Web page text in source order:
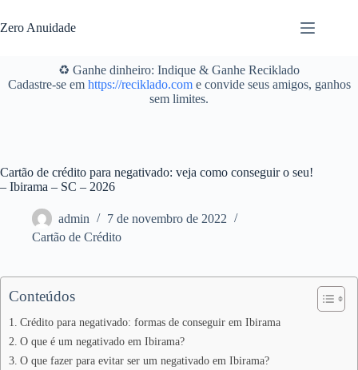
para
o
Zero Anuidade
♻️ Ganhe dinheiro: Indique & Ganhe Reciklado
Cadastre-se em https://reciklado.come convide seus amigos, ganhos
sem limites.
Cartão de crédito para negativado: veja como conseguir o seu!
– Ibirama – SC – 2026
admin
7 de novembro de 2022
Cartão de Crédito
Conteúdos
Crédito para negativado: formas de conseguir em Ibirama
O que é um negativado em Ibirama?
O que fazer para evitar ser um negativado em Ibirama?